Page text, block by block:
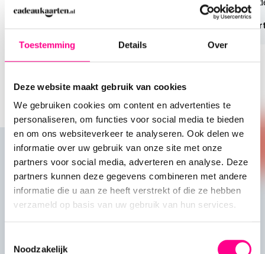
Toestemming Details Over
Deze website maakt gebruik van cookies
We gebruiken cookies om content en advertenties te
personaliseren, om functies voor social media te bieden
en om ons websiteverkeer te analyseren. Ook delen we
informatie over uw gebruik van onze site met onze
partners voor social media, adverteren en analyse. Deze
partners kunnen deze gegevens combineren met andere
informatie die u aan ze heeft verstrekt of die ze hebben
verzameld op basis van uw gebruik van hun services.
Noodzakelijk
Lees artikel
Dit zijn
Lees
Veelgestelde vragen over
Hier wat vragen die we vaak horen, met de